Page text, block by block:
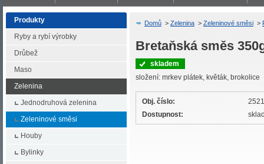
Produkty
Ryby a rybí výrobky
Drůbež
Maso
Zelenina
Jednodruhová zelenina
Zeleninové směsi
Houby
Bylinky
Domů > Zelenina > Zeleninové směsi >
Bretaňská směs
skladem
složení: mrkev plátek, květák, brokolice
Obj. číslo:
Dostupnost: